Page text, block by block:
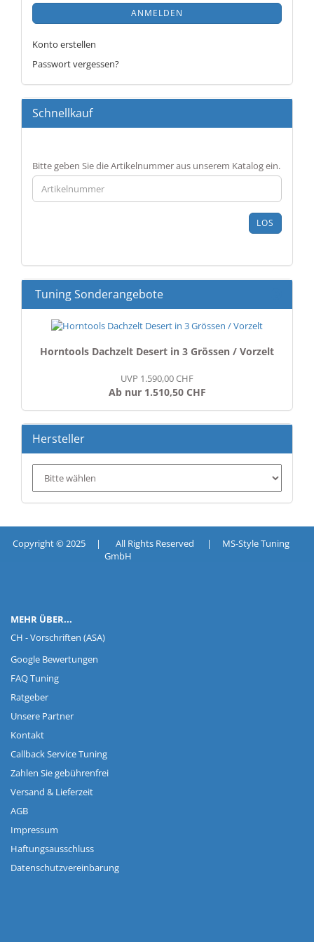
ANMELDEN
Konto erstellen
Passwort vergessen?
Schnellkauf
BITTE
GEBEN
SIE
DIE
EIN.
Bitte geben Sie die Artikelnummer aus unserem Katalog ein.
LOS
Tuning Sonderangebote
Horntools Dachzelt Desert in 3 Grössen / Vorzelt
UVP 1.590,00 CHF
Ab nur 1.510,50 CHF
Hersteller
Copyright © 2025 | All Rights Reserved | MS-Style Tuning
GmbH
MEHR ÜBER...
CH - Vorschriften (ASA)
Google Bewertungen
FAQ Tuning
Ratgeber
Unsere Partner
Kontakt
Callback Service Tuning
Zahlen Sie gebührenfrei
Versand & Lieferzeit
AGB
Impressum
Haftungsausschluss
Datenschutzvereinbarung